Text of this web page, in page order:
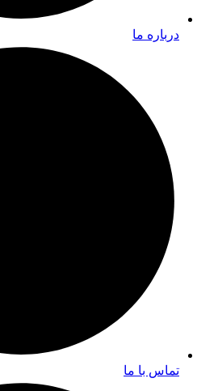
درباره ما
تماس با ما